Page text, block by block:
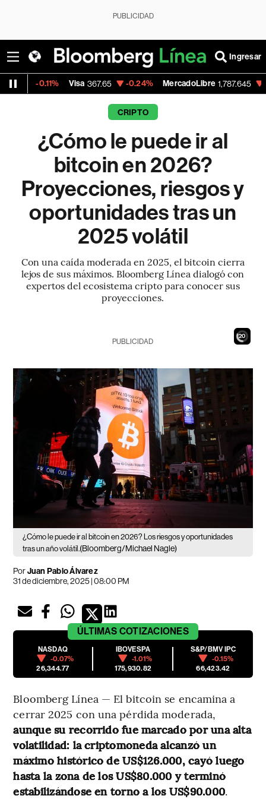
PUBLICIDAD
Ingresar
367.65 -0.24% MercadoLibre 1,787.645 -7.13%
CRIPTO
¿Cómo le puede ir al
bitcoin en 2026?
Proyecciones, riesgos y
oportunidades tras un
2025 volátil
Con una caída moderada en 2025, el bitcoin cierra
lejos de sus máximos. Bloomberg Línea dialogó con
expertos del ecosistema cripto para conocer sus
proyecciones.
18
PUBLICIDAD
¿Cómo le puede ir al bitcoin en 2026? Los riesgos y oportunidades
tras un año volátil.(Bloomberg/Michael Nagle)
PorJuan Pablo Álvarez
31 de diciembre, 2025 | 08:00 PM
ÚLTIMAS COTIZACIONES
NASDAQ
-0.07%
26,344.77
IBOVESPA
-1.01%
175,930.82
S&P/BMV IPC
-0.15%
66,423.42
Bloomberg Línea — El bitcoin se encamina a
cerrar 2025 con una pérdida moderada,
aunque su recorrido fue marcado por una alta
volatilidad: la criptomoneda alcanzó un
máximo histórico de US$126.000, cayó luego
hasta la zona de los US$80.000 y terminó
estabilizándose en torno a los US$90.000.